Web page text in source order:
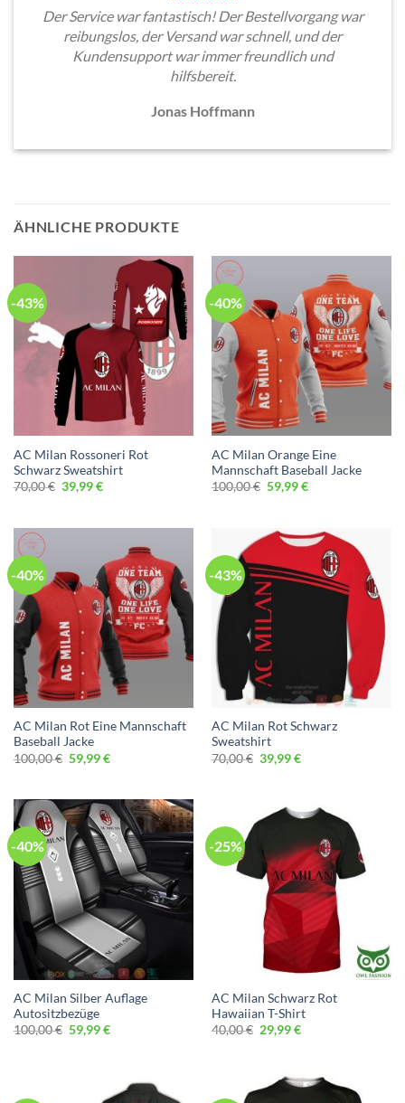
Der Service war fantastisch! Der Bestellvorgang war
reibungslos, der Versand war schnell, und der
Kundensupport war immer freundlich und
hilfsbereit.
Jonas Hoffmann
ÄHNLICHE PRODUKTE
-43%
AC Milan Rossoneri Rot
Schwarz Sweatshirt
70,00€ Ursprünglicher
Preis
39,99€Aktueller
-40%
AC Milan Orange Eine
Mannschaft Baseball Jacke
100,00€ Ursprünglicher
Preis
59,99€Aktueller
-40%
AC Milan Rot Eine Mannschaft
Baseball Jacke
100,00€ Ursprünglicher
Preis
59,99€Aktueller
-43%
AC Milan Rot Schwarz
Sweatshirt
70,00€ Ursprünglicher
Preis
39,99€Aktueller
-40%
AC Milan Silber Auflage
Autositzbezüge
100,00€ Ursprünglicher
Preis
59,99€Aktueller
-25%
AC Milan Schwarz Rot
Hawaiian T-Shirt
40,00€ Ursprünglicher
Preis
29,99€Aktueller